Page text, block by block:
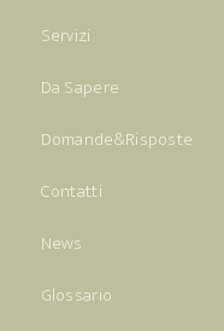
Servizi
Da Sapere
Domande&Risposte
Contatti
News
Glossario